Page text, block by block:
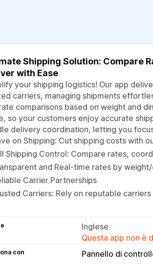
Shipping Solution: Compare
with Ease
your shipping logistics! Our app
carriers, managing shipments
comparisons based on weight and
so your customers enjoy accurate
delivery coordination, letting you
on Shipping: Cut shipping costs with
Shipping Control: Compare rates,
and Real-time rates by
Carrier Partnerships
Carriers: Rely on reputable
Inglese
Questa app non è
con Pannello di